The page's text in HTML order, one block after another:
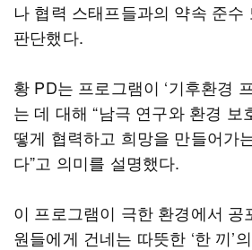
나 협력 스태프들과의 약속 준수
판단했다.
황 PD는 프로그램이 ‘기후환경
는 데 대해 “남극 연구와 환경 보
떻게 협력하고 희망을 만들어가
다”고 의미를 설명했다.
이 프로그램이 극한 환경에서 공
원들에게 건네는 따뜻한 ‘한 끼’